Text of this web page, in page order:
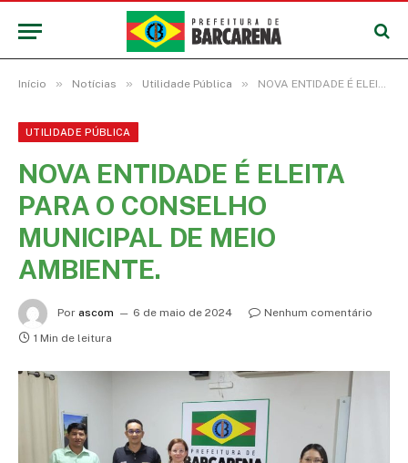
Início » Notícias » Utilidade Pública » NOVA ENTIDADE É ELEITA PARA O CONSELHO MUNICIPAL DE MEIO AMBIENTE.
UTILIDADE PÚBLICA
NOVA ENTIDADE É ELEITA
PARA O CONSELHO
MUNICIPAL DE MEIO
AMBIENTE.
Por ascom 6 de maio de 2024
Nenhum comentário
1 Min de leitura